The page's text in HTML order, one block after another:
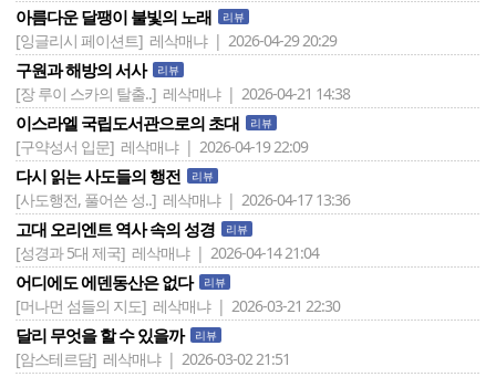
아름다운 달팽이 불빛의 노래 리뷰
[잉글리시 페이션트] 레삭매냐 | 2026-04-29 20:29
구원과 해방의 서사 리뷰
[장 루이 스카의 탈출..] 레삭매냐 | 2026-04-21 14:38
이스라엘 국립도서관으로의 초대 리뷰
[구약성서 입문] 레삭매냐 | 2026-04-19 22:09
다시 읽는 사도들의 행전 리뷰
[사도행전, 풀어쓴 성..] 레삭매냐 | 2026-04-17 13:36
고대 오리엔트 역사 속의 성경 리뷰
[성경과 5대 제국] 레삭매냐 | 2026-04-14 21:04
어디에도 에덴동산은 없다 리뷰
[머나먼 섬들의 지도] 레삭매냐 | 2026-03-21 22:30
달리 무엇을 할 수 있을까 리뷰
[암스테르담] 레삭매냐 | 2026-03-02 21:51